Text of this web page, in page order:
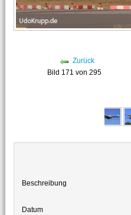
Zurück
Bild 171 von 295
Beschreibung
Datum